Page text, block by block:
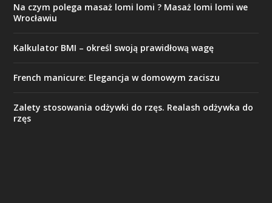
Na czym polega masaż lomi lomi ? Masaż lomi lomi we
Wrocławiu
Kalkulator BMI – określ swoją prawidłową wagę
French manicure: Elegancja w domowym zaciszu
Zalety stosowania odżywki do rzęs. Realash odżywka do
rzęs